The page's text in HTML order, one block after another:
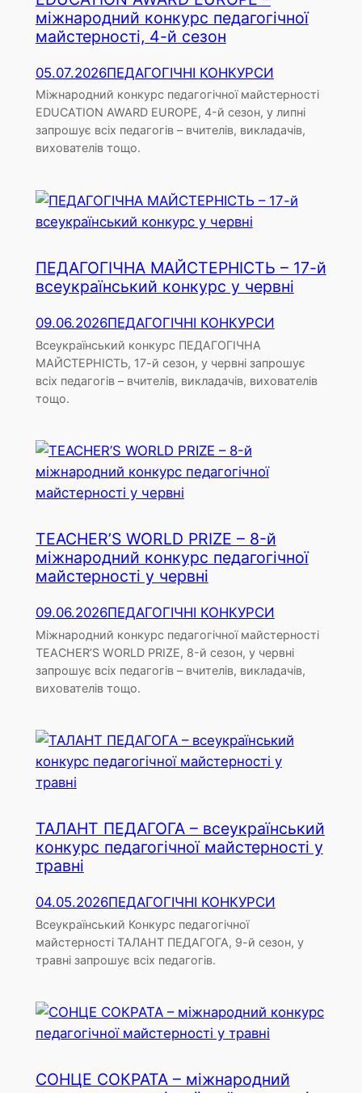
міжнародний конкурс педагогічної
майстерності, 4-й сезон
05.07.2026ПЕДАГОГІЧНІ КОНКУРСИ
Міжнародний конкурс педагогічної майстерності
EDUCATION AWARD EUROPE, 4-й сезон, у липні
запрошує всіх педагогів – вчителів, викладачів,
вихователів тощо.
ПЕДАГОГІЧНА МАЙСТЕРНІСТЬ – 17-й
всеукраїнський конкурс у червні
09.06.2026ПЕДАГОГІЧНІ КОНКУРСИ
Всеукраїнський конкурс ПЕДАГОГІЧНА
МАЙСТЕРНІСТЬ, 17-й сезон, у червні запрошує
всіх педагогів – вчителів, викладачів, вихователів
тощо.
TEACHER’S WORLD PRIZE – 8-й
міжнародний конкурс педагогічної
майстерності у червні
09.06.2026ПЕДАГОГІЧНІ КОНКУРСИ
Міжнародний конкурс педагогічної майстерності
TEACHER’S WORLD PRIZE, 8-й сезон, у червні
запрошує всіх педагогів – вчителів, викладачів,
вихователів тощо.
ТАЛАНТ ПЕДАГОГА – всеукраїнський
конкурс педагогічної майстерності у
травні
04.05.2026ПЕДАГОГІЧНІ КОНКУРСИ
Всеукраїнський Конкурс педагогічної
майстерності ТАЛАНТ ПЕДАГОГА, 9-й сезон, у
травні запрошує всіх педагогів.
СОНЦЕ СОКРАТА – міжнародний